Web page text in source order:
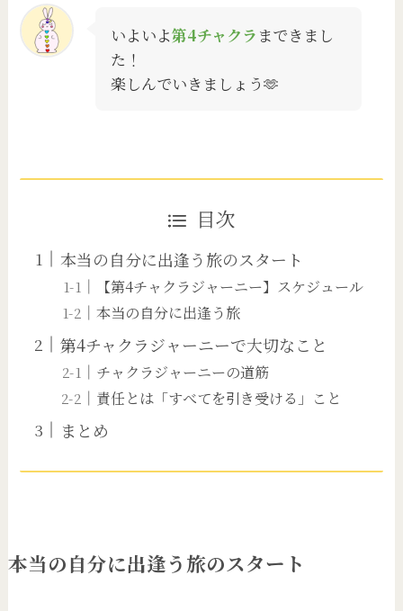
いよいよ第4チャクラ まできまし
た！
楽しんでいきましょう🫶
目次
本当の自分に出逢う旅のスタート
【第4チャクラジャーニー】スケジュール
本当の自分に出逢う旅
第4チャクラジャーニーで大切なこと
チャクラジャーニーの道筋
責任とは「すべてを引き受ける」こと
まとめ
本当の自分に出逢う旅のスタート